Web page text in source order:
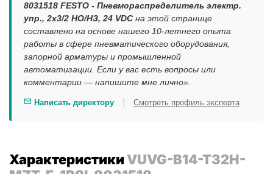
8031518 FESTO - Пневмораспределитель электр.
упр., 2x3/2 НO/НЗ, 24 VDC на этой странице
составлено на основе нашего 10-летнего опыта
работы в сфере пневматического оборудования,
запорной арматуры и промышленной
автоматизации. Если у вас есть вопросы или
комментарии — напишите мне лично».
Написать директору Смотреть профиль эксперта
ХарактеристикиVUVG-B14-T32H-